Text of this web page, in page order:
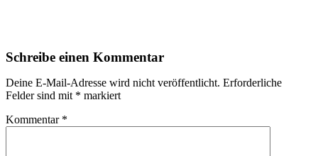
Schreibe einen Kommentar
Deine E-Mail-Adresse wird nicht veröffentlicht. Erforderliche
Felder sind mit * markiert
Kommentar *